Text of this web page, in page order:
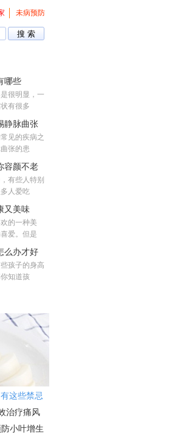
未病预防
哪些
很明显，一
有很多
静脉曲张
见的疾病之
张的患
容颜不老
有些人特别
人爱吃
又美味
的一种美
爱。但是
么办才好
孩子的身高
知道孩
这些禁忌
治疗痛风
小叶增生